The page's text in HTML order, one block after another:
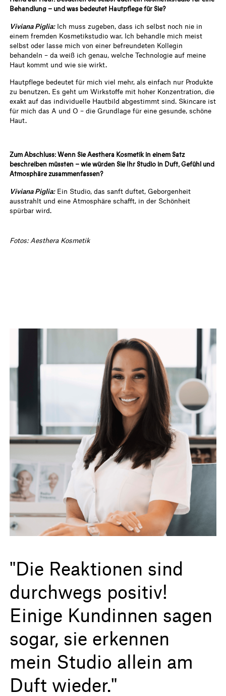
Behandlung – und was bedeutet Hautpflege für Sie?
Viviana Piglia:Ich muss zugeben, dass ich selbst noch nie in
einem fremden Kosmetikstudio war. Ich behandle mich meist
selbst oder lasse mich von einer befreundeten Kollegin
behandeln – da weiß ich genau, welche Technologie auf meine
Haut kommt und wie sie wirkt.
Hautpflege bedeutet für mich viel mehr, als einfach nur Produkte
zu benutzen. Es geht um Wirkstoffe mit hoher Konzentration, die
exakt auf das individuelle Hautbild abgestimmt sind. Skincare ist
für mich das A und O – die Grundlage für eine gesunde, schöne
Haut.
Zum Abschluss: Wenn Sie Aesthera Kosmetik in einem Satz
beschreiben müssten – wie würden Sie Ihr Studio in Duft, Gefühl und
Atmosphäre zusammenfassen?
Viviana Piglia:Ein Studio, das sanft duftet, Geborgenheit
ausstrahlt und eine Atmosphäre schafft, in der Schönheit
spürbar wird.
Fotos: Aesthera Kosmetik
"Die Reaktionen sind
durchwegs positiv!
Einige Kundinnen sagen
sogar, sie erkennen
mein Studio allein am
Duft wieder."